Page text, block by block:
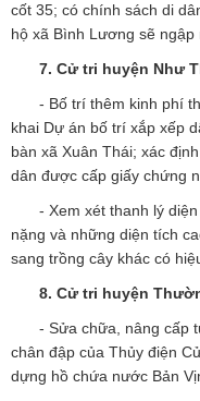
cốt 35; có chính sách di
hộ xã Bình Lương sẽ
7. Cử tri huyện Như
- Bố trí thêm kinh phí
khai Dự án bố trí xắp xếp
bàn xã Xuân Thái; xác
dân được cấp giấy chứng
- Xem xét thanh lý
nặng và những diện tích
sang trồng cây khác có
8. Cử tri huyện
- Sửa chữa, nâng cấp
chân đập của Thủy điện
dựng hồ chứa nước Bản